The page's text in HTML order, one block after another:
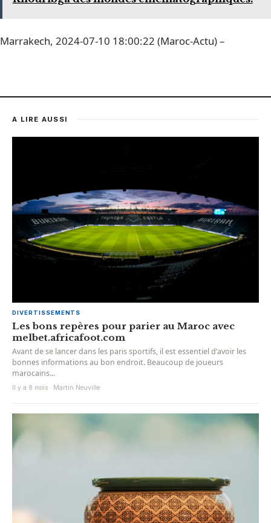
Marrakech, 2024-07-10 18:00:22 (Maroc-Actu) –
A LIRE AUSSI
DIVERTISSEMENTS
Les bons repères pour parier au Maroc avec
melbet.africafoot.com
Avant de se lancer dans les paris sportifs, il est essentiel d’avoir les
bonnes informations au bon endroit. Beaucoup de joueurs
marocains...
Il y a 8 mois · Martin Neuville